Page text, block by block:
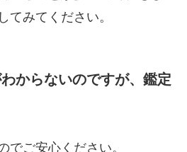
てみてください。
からないのですが、鑑定
でご安心ください。